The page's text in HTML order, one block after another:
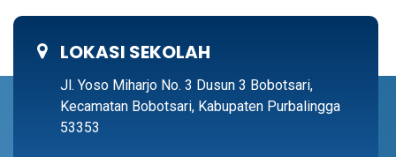
LOKASI SEKOLAH
Jl. Yoso Miharjo No. 3 Dusun 3 Bobotsari,
Kecamatan Bobotsari, Kabupaten Purbalingga
53353